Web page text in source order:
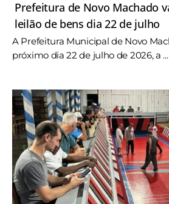
Prefeitura de Novo Machado
leilão de bens dia 22 de julho
A Prefeitura Municipal de Novo
próximo dia 22 de julho de 2026, a ...